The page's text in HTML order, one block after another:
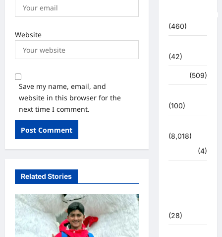
Website
Save my name, email, and
website in this browser for the
next time I comment.
Related Stories
(460)
(42)
(509)
(100)
(8,018)
(4)
(28)